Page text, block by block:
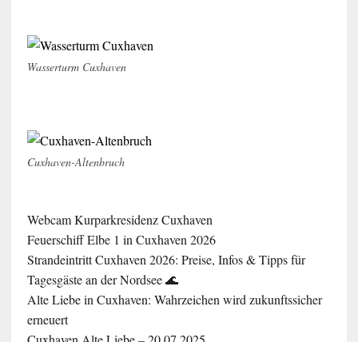
Wasserturm Cuxhaven
Cuxhaven-Altenbruch
Webcam Kurparkresidenz Cuxhaven
Feuerschiff Elbe 1 in Cuxhaven 2026
Strandeintritt Cuxhaven 2026: Preise, Infos & Tipps für
Tagesgäste an der Nordsee 🌊
Alte Liebe in Cuxhaven: Wahrzeichen wird zukunftssicher
erneuert